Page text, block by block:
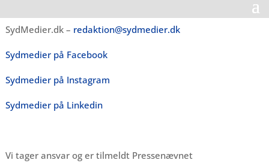
SydMedier.dk – redaktion@sydmedier.dk
Sydmedier på Facebook
Sydmedier på Instagram
Sydmedier på Linkedin
Vi tager ansvar og er tilmeldt Pressenævnet